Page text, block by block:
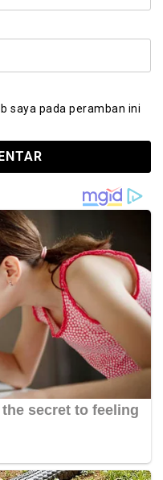
saya pada peramban ini